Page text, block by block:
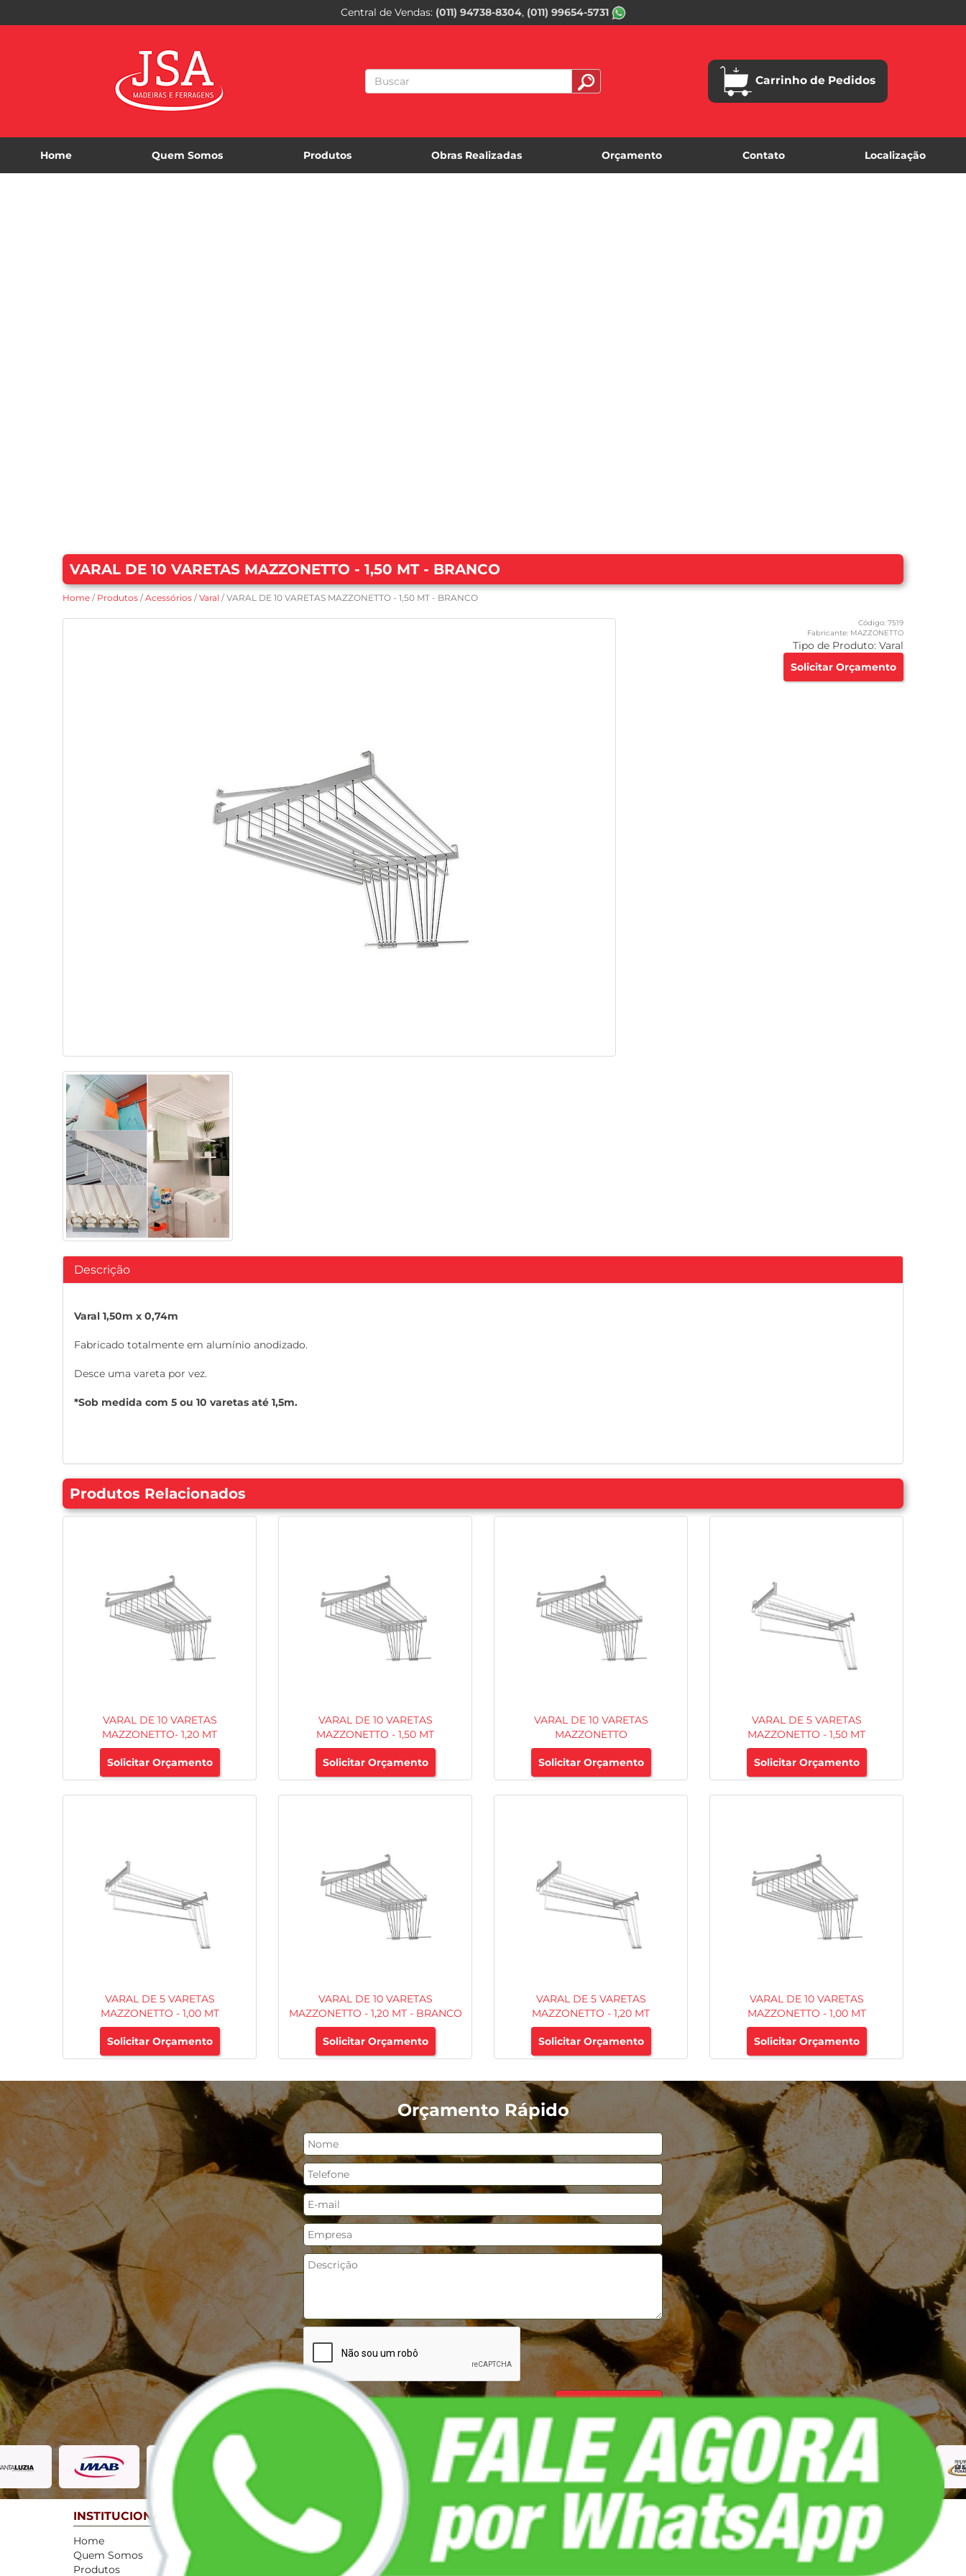
Central de Vendas (011) 94738-8304 (011) 99654-5731
Carrinho de Pedidos
Home Quem Somos Produtos Obras Realizadas Orçamento Contato Localização
VARAL DE 10 VARETAS MAZZONETTO - 1,50 MT - BRANCO
Home / Produtos /Acessórios /Varal / VARAL DE 10 VARETAS MAZZONETTO - 1,50 MT - BRANCO
Código: 7519
Fabricante: MAZZONETTO
Tipo de Produto: Varal
Solicitar Orçamento
Descrição
Varal 1,50m x 0,74m
Fabricado totalmente em alumínio anodizado.
Desce uma vareta por vez.
*Sob medida com 5 ou 10 varetas até 1,5m.
Produtos Relacionados
VARAL DE 10 VARETAS
MAZZONETTO- 1,20 MT
Solicitar Orçamento
VARAL DE 10 VARETAS
MAZZONETTO - 1,50 MT
Solicitar Orçamento
VARAL DE 10 VARETAS
MAZZONETTO
Solicitar Orçamento
VARAL DE 5 VARETAS
MAZZONETTO - 1,50 MT
Solicitar Orçamento
VARAL DE 5 VARETAS
MAZZONETTO - 1,00 MT
Solicitar Orçamento
VARAL DE 10 VARETAS
MAZZONETTO - 1,20 MT - BRANCO
Solicitar Orçamento
VARAL DE 5 VARETAS
MAZZONETTO - 1,20 MT
Solicitar Orçamento
VARAL DE 10 VARETAS
MAZZONETTO - 1,00 MT
Solicitar Orçamento
Orçamento Rápido
INSTITUCIONAL
Home
Quem Somos
Produtos
CONTATO
(011) 94738-8304
(011) 99654-5731 @whatsapp
jsanfe@jsamadeiras.com.br
LOCALIZAÇÃO
Rua Amaro Cavalheiro, 185
Pinheiros, São Paulo - SP
REDES SOCIAIS